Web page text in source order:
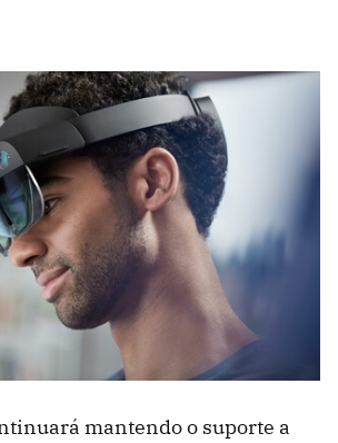
mantendo o suporte a